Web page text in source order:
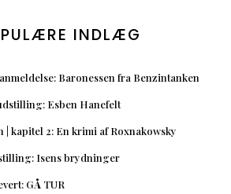
INDLÆG
Baronessen fra Benzintanken
Esben Hanefelt
| kapitel 2: En krimi af Roxnakowsky
Isens brydninger
GÅ TUR